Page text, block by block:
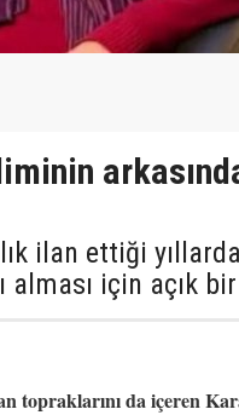
ilan ettiği
alması için açık
topraklarını da içeren